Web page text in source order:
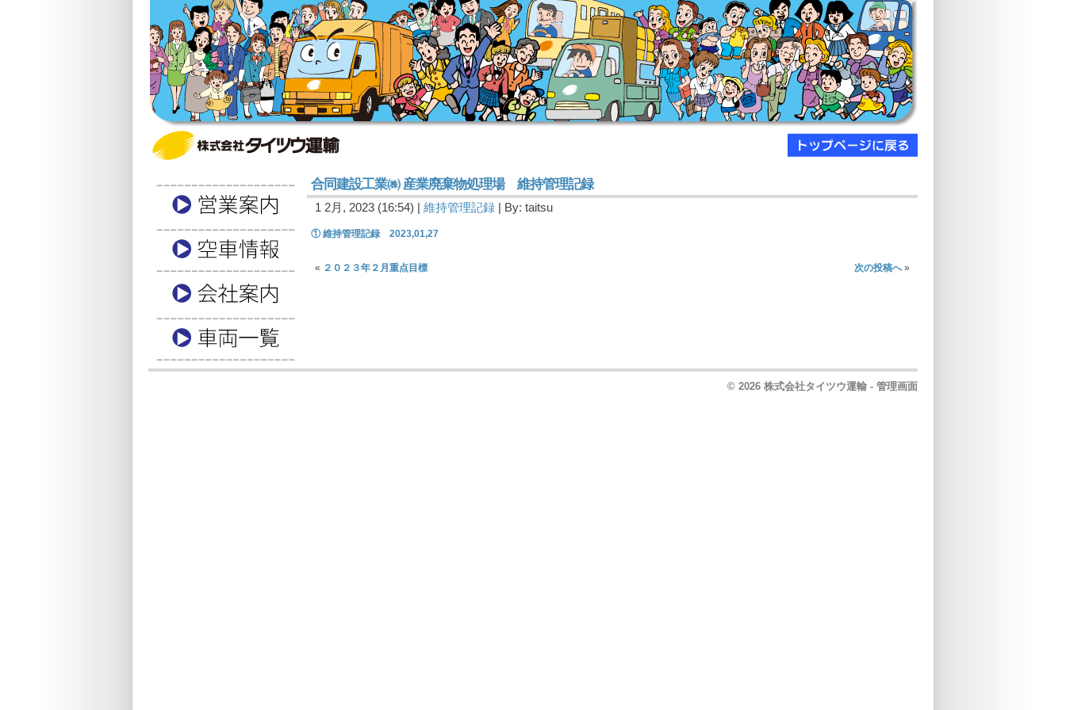
合同建設工業㈱ 産業廃棄物処理場 維持管理記録
1 2月, 2023 (16:54) | 維持管理記録 | By: taitsu
① 維持管理記録 2023,01,27
« ２０２３年２月重点目標 次の投稿へ»
© 2026 株式会社タイツウ運輸 - 管理画面